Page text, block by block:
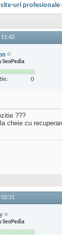
uri
11:42
SeoPedia
0
???
cheie cu
02:31
SeoPedia